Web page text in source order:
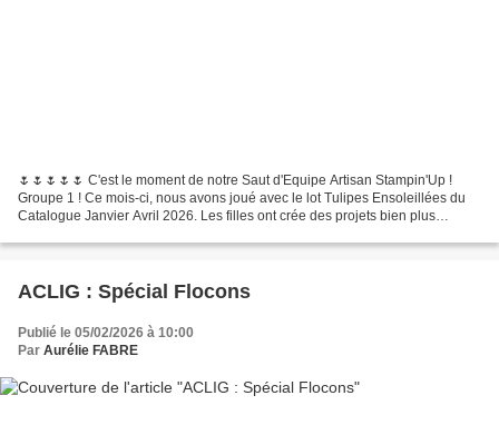
🌷🌷🌷🌷🌷 C'est le moment de notre Saut d'Equipe Artisan Stampin'Up !
Groupe 1 ! Ce mois-ci, nous avons joué avec le lot Tulipes Ensoleillées du
Catalogue Janvier Avril 2026. Les filles ont crée des projets bien plus
ACLIG : Spécial Flocons
Publié le 05/02/2026 à 10:00
Par Aurélie FABRE